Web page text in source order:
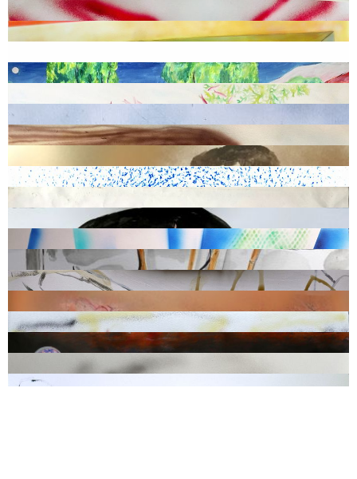
Sans titre, 2022, peinture sur papier, 50 x 65 cm
Superstition ain’t the way
, 2020, peinture sur papier, 50 x 65 cm
Pas de lune, 2023, peinture acrylique sur toile, 70 x 100 cm
, 2021, aquarelle sur papier, 50 x 65 cm
, 2024, peinture sur photographie, 65 x 50 cm
Sans titre, 2023, peinture sur papier, 50 x 65 cm
, 2021, peinture sur papier, 65 x 50 cm
Sans titre , 2024, peinture sur papier, 50 x 65 cm
Sans titre
, 2022, peinture et collage sur papier, 50 x 65 cm
, 2022, peinture sur papier, 65 x 50 cm
Sans titre
, 2022, peinture sur papier, 50 x 65 cm
Le terminus, 2020, peinture sur papier, 65 x 50 cm
Caféine crash, 2022, peinture acrylique sur papier, 29,7 x 42 cm
Sarrancolin, 2023, peinture sur photographie, 65 x 50 cm
Sans titre, 2024, peinture sur papier, 50 x 65 cm
Sans titre, 2020, peinture sur papier, 65 x 50 cm
Quand l’eau pleure
, 2023, peinture sur papier, 50 x 65 cm
Alice, 2021, peinture sur papier, 65 x 50 cm